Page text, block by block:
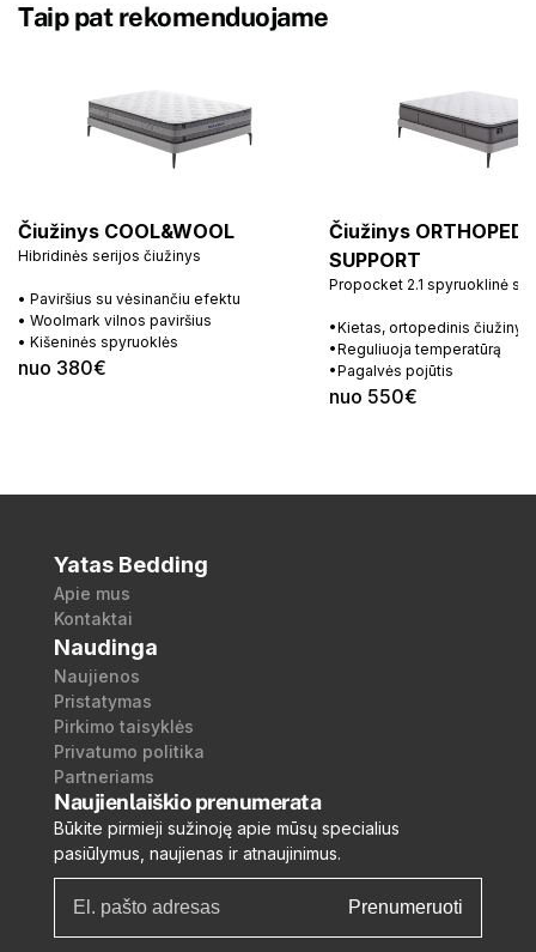
Taip pat rekomenduojame
Čiužinys COOL&WOOL
Hibridinės serijos čiužinys
• Paviršius su vėsinančiu efektu
• Woolmark vilnos paviršius
• Kišeninės spyruoklės
nuo 380€
Čiužinys
SUPPORT
Propocket 2.1 spyruoklinė
•Kietas, ortopedinis čiužinys
•Reguliuoja temperatūrą
•Pagalvės pojūtis
nuo 550€
Naujienlaiškio prenumerata
Būkite pirmieji sužinoję apie mūsų specialius
pasiūlymus, naujienas ir atnaujinimus.
Prenumeruoti
Yatas Bedding
Apie mus
Kontaktai
Naudinga
Naujienos
Pristatymas
Pirkimo taisyklės
Privatumo politika
Partneriams